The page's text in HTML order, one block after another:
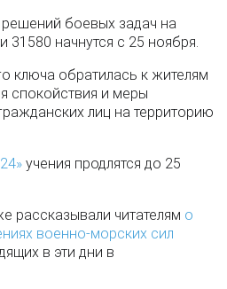
решений боевых задач на
31580 начнутся с 25 ноября.
ключа обратилась к жителям
спокойствия и меры
лиц на территорию
учения продлятся до 25
рассказывали читателям о
военно-морских сил
в эти дни в